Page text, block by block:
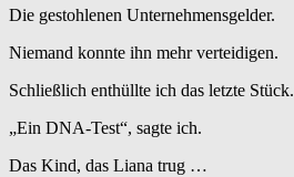
Die gestohlenen Unternehmensgelder.
Niemand konnte ihn mehr verteidigen.
Schließlich enthüllte ich das letzte Stück.
„Ein DNA-Test“, sagte ich.
Das Kind, das Liana trug …